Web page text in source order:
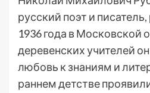
русский поэт и
1936 года в Московской
деревенских учителей
любовь к знаниям и
раннем детстве